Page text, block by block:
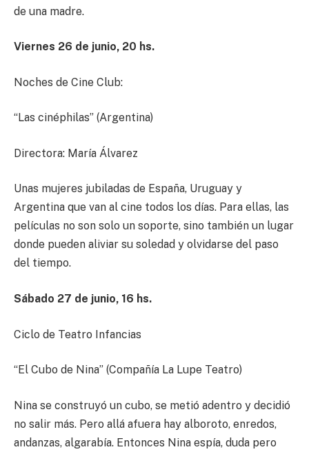
de una madre.
Viernes 26 de junio, 20 hs.
Noches de Cine Club:
“Las cinéphilas” (Argentina)
Directora: María Álvarez
Unas mujeres jubiladas de España, Uruguay y
Argentina que van al cine todos los días. Para ellas, las
películas no son solo un soporte, sino también un lugar
donde pueden aliviar su soledad y olvidarse del paso
del tiempo.
Sábado 27 de junio, 16 hs.
Ciclo de Teatro Infancias
“El Cubo de Nina” (Compañía La Lupe Teatro)
Nina se construyó un cubo, se metió adentro y decidió
no salir más. Pero allá afuera hay alboroto, enredos,
andanzas, algarabía. Entonces Nina espía, duda pero